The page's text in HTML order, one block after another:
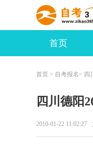
首页
首页 > 自考报名 > 四
四川德阳
2010-01-22